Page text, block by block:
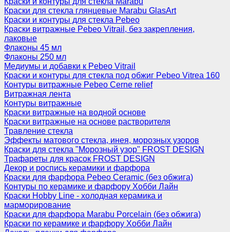
Краски для стекла глянцевые Marabu GlasArt
Краски и контуры для стекла Pebeo
Краски витражные Pebeo Vitrail, без закрепления,
лаковые
Флаконы 45 мл
Флаконы 250 мл
Медиумы и добавки к Pebeo Vitrail
Краски и контуры для стекла под обжиг Pebeo Vitrea 160
Контуры витражные Pebeo Cerne relief
Витражная лента
Контуры витражные
Краски витражные на водной основе
Краски витражные на основе растворителя
Травление стекла
Эффекты матового стекла, инея, морозных узоров
Краски для стекла "Морозный узор" FROST DESIGN
Трафареты для красок FROST DESIGN
Декор и роспись керамики и фарфора
Краски для фарфора Pebeo Ceramic (без обжига)
Контуры по керамике и фарфору Хобби Лайн
Краски Hobby Line - холодная керамика и
марморирование
Краски для фарфора Marabu Porcelain (без обжига)
Краски по керамике и фарфору Хобби Лайн